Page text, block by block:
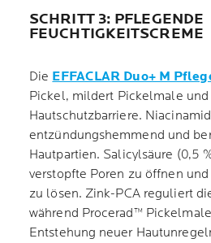
SCHRITT 3: PFLEGENDE
FEUCHTIGKEITSCREME
Die EFFACLAR Duo+ M
Pickel, mildert Pickelmale und
Hautschutzbarriere.
entzündungshemmend und
Hautpartien. Salicylsäure (0,5
verstopfte Poren zu öffnen
zu lösen. Zink-PCA reguliert
während Procerad™
Entstehung neuer